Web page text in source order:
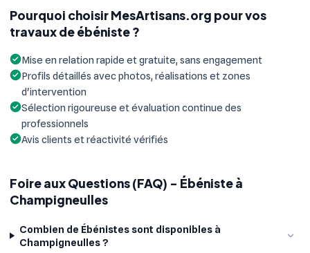
Pourquoi choisir MesArtisans.org pour vos
travaux de ébéniste ?
Mise en relation rapide et gratuite, sans engagement
Profils détaillés avec photos, réalisations et zones
d'intervention
Sélection rigoureuse et évaluation continue des
professionnels
Avis clients et réactivité vérifiés
Foire aux Questions (FAQ) - Ébéniste à
Champigneulles
Combien de Ébénistes sont disponibles à
Champigneulles ?